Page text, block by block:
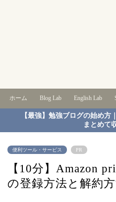
ホーム Blog Lab English Lab
【最強】勉強ブログの始め
まとめて
便利ツール・サービス PR
【10分】Amazon
の登録方法と解約方